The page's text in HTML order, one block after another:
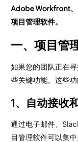
Adobe Workfront
项目管理软件。
一、项目管
如果您的团队正在
些关键功能。这些功
1、自动接收
通过电子邮件、
目管理软件可以集